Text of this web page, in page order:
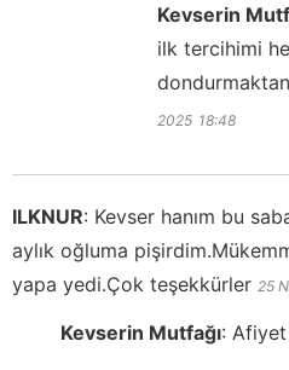
Kevserin
ilk tercihimi
dondurmaktan
2025 18:48
ILKNUR: Kevser hanım bu
aylık oğluma
yapa yedi.Çok teşekkürler 25
Kevserin Mutfağı: